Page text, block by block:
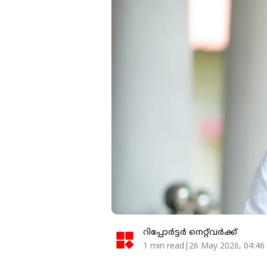
റിപ്പോർട്ടർ നെറ്റ്‌വര്‍ക്ക്‌
1 min read|26 May 2026, 04:46